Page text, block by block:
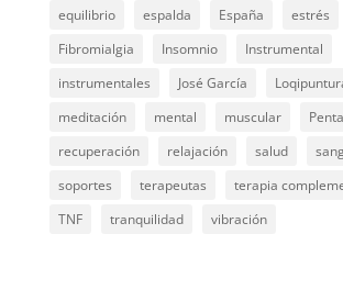
equilibrio
espalda España
estrés
Fibromialgia
Insomnio
Instrumental
instrumentales
José García
meditación
mental muscular
Penta
recuperación
relajación salud
soportes
terapeutas
terapia
TNF
tranquilidad vibración